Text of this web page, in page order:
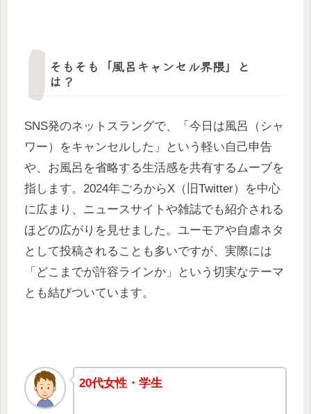
そもそも「風呂キャンセル界隈」と
は？
SNS発のネットスラングで、「今日は風呂（シャ
ワー）をキャンセルした」という軽い自己申告
や、お風呂を省略する生活感を共有するムーブを
指します。2024年ごろからX（旧Twitter）を中心
に広まり、ニュースサイトや雑誌でも紹介される
ほどの広がりを見せました。ユーモアや自虐ネタ
として投稿されることも多いですが、実際には
「どこまでが許容ラインか」という切実なテーマ
とも結びついています。
20代女性・学生